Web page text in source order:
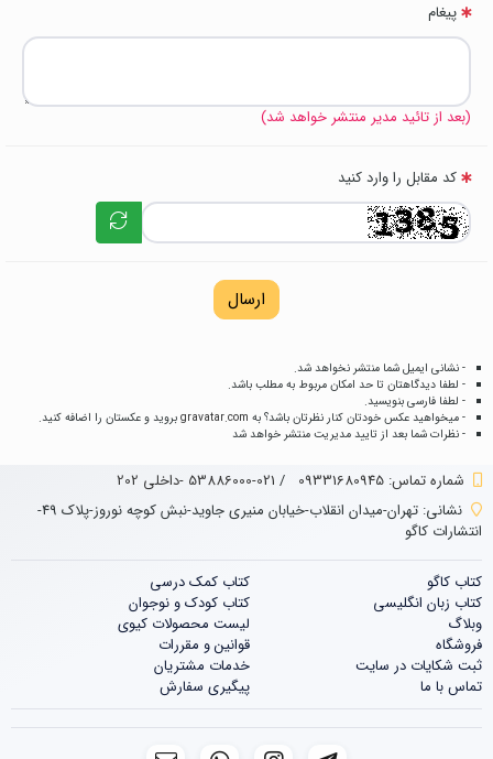
پیغام
(بعد از تائید مدیر منتشر خواهد شد)
کد مقابل را وارد کنید
ارسال
- نشانی ایمیل شما منتشر نخواهد شد.
- لطفا دیدگاهتان تا حد امکان مربوط به مطلب باشد.
- لطفا فارسی بنویسید.
- میخواهید عکس خودتان کنار نظرتان باشد؟ به gravatar.com بروید و عکستان را اضافه کنید.
- نظرات شما بعد از تایید مدیریت منتشر خواهد شد
شماره تماس‌: 09331680945 / 021-53886000 -داخلی 202
نشانی:
تهران-میدان انقلاب-خیابان منیری جاوید-نبش کوچه نوروز-پلاک 49-
انتشارات کاگو
کتاب کاگو
کتاب‌‌ کمک درسی
کتاب زبان انگلیسی
کتاب کودک و نوجوان
وبلاگ
لیست محصولات کیوی
فروشگاه
قوانین و مقررات
ثبت شکایات در سایت
خدمات مشتریان
تماس با ما
پیگیری سفارش